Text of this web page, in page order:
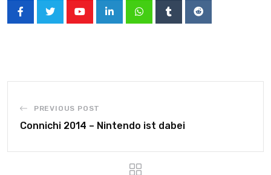
PREVIOUS POST
Connichi 2014 – Nintendo ist dabei